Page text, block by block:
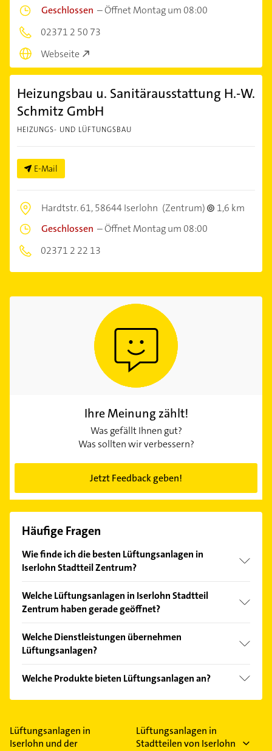
Geschlossen –Öffnet Montag um 08:00
02371 2 50 73
Webseite
Heizungsbau u. Sanitärausstattung H.-W.
Schmitz GmbH
HEIZUNGS- UND LÜFTUNGSBAU
E-Mail
Hardtstr. 61,58644 Iserlohn (Zentrum)
1,6 km
Geschlossen –Öffnet Montag um 08:00
02371 2 22 13
Ihre Meinung zählt!
Was gefällt Ihnen gut?
Was sollten wir verbessern?
Jetzt Feedback geben!
Häufige Fragen
Wie finde ich die besten Lüftungsanlagen in
Iserlohn Stadtteil Zentrum?
Kundenmeinungen und profitieren Sie von den
Empfehlungen. Die Suchergebnisse können Sie sich
Welche Lüftungsanlagen in Iserlohn Stadtteil
Zentrum haben gerade geöffnet?
Bitte beachten Sie, dass diese an Sonn- und
Feiertagen abweichen können.
Welche Dienstleistungen übernehmen
Lüftungsanlagen?
Bauklempnerei und Heizungseinbau.
Welche Produkte bieten Lüftungsanlagen an?
Das Angebot umfasst unter anderem
Lüftungsanlagen in
Iserlohn und der
Lüftungsanlagen in
Stadtteilen von Iserlohn